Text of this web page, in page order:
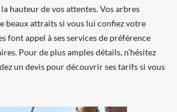
hauteur de vos attentes. Vos arbres
beaux attraits si vous lui confiez votre
font appel à ses services de préférence
Pour de plus amples détails, n’hésitez
un devis pour découvrir ses tarifs si vous